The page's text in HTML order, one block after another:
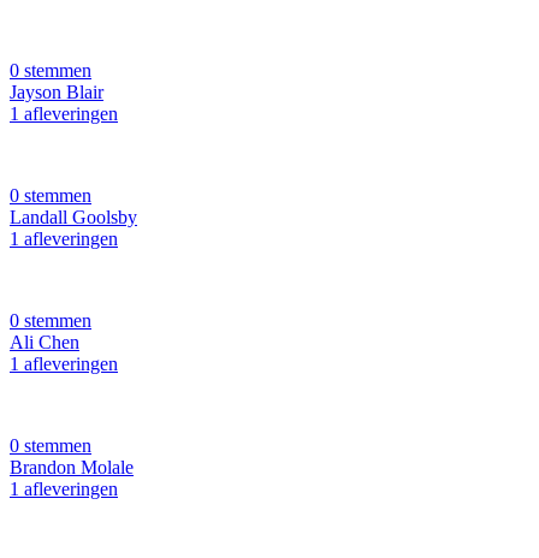
0 stemmen
Jayson Blair
1 afleveringen
0 stemmen
Landall Goolsby
1 afleveringen
0 stemmen
Ali Chen
1 afleveringen
0 stemmen
Brandon Molale
1 afleveringen